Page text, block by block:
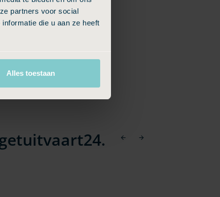
partners voor social
die u aan ze heeft
Alles toestaan